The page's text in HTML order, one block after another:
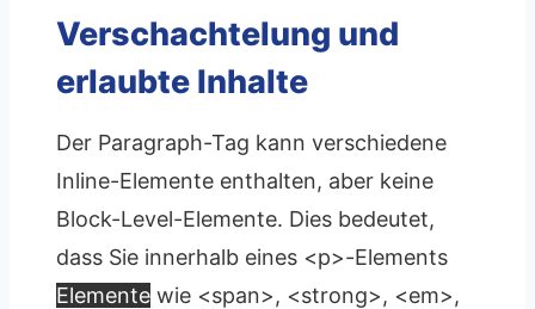
Verschachtelung und
erlaubte Inhalte
Der Paragraph-Tag kann verschiedene
Inline-Elemente enthalten, aber keine
Block-Level-Elemente. Dies bedeutet,
dass Sie innerhalb eines <p>-Elements
Elemente wie <span>, <strong>, <em>,